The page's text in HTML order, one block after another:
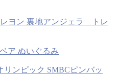
ヨン 裏地アンジェラ トレ
ア ぬいぐるみ
リンピック SMBCピンバッ